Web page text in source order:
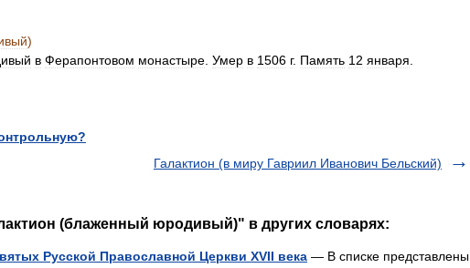
)
в Ферапонтовом монастыре Умер в 1506 г. Память 12 января
Галактион (в миру Гавриил Иванович Бельский)
(блаженный юродивый)" в других словарях:
Русской Православной Церкви XVII века — В списке представлены